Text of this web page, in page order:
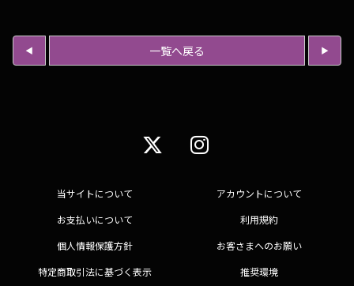
一覧へ戻る
当サイトについて
アカウントについて
お支払いについて
利用規約
個人情報保護方針
お客さまへのお願い
特定商取引法に基づく表示
推奨環境